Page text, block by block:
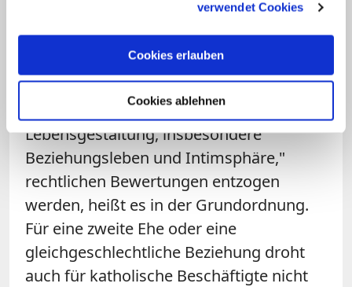
verwendet Cookies
Cookies erlauben
Cookies ablehnen
die Bischöfe Vielfalt unter ihren
Beschäftigten als Bereicherung an und
schaffen Diskriminierungen aufgrund
von Lebensform und sexueller Identität
. Künftig soll der "Kernbereich privater
Lebensgestaltung, insbesondere
Beziehungsleben und Intimsphäre,"
rechtlichen Bewertungen entzogen
werden, heißt es in der Grundordnung.
Für eine zweite Ehe oder eine
gleichgeschlechtliche Beziehung droht
auch für katholische Beschäftigte nicht